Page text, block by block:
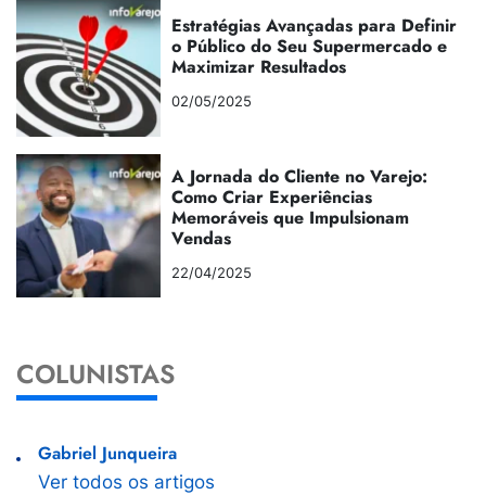
Estratégias Avançadas para Definir
o Público do Seu Supermercado e
Maximizar Resultados
02/05/2025
A Jornada do Cliente no Varejo:
Como Criar Experiências
Memoráveis que Impulsionam
Vendas
22/04/2025
COLUNISTAS
Gabriel Junqueira
Ver todos os artigos